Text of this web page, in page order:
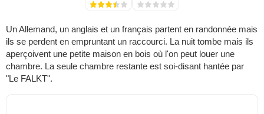
Un Allemand, un anglais et un français partent en randonnée mais
ils se perdent en empruntant un raccourci. La nuit tombe mais ils
aperçoivent une petite maison en bois où l'on peut louer une
chambre. La seule chambre restante est soi-disant hantée par
"Le FALKT".